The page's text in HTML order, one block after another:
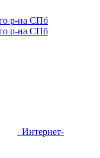
Интернет-